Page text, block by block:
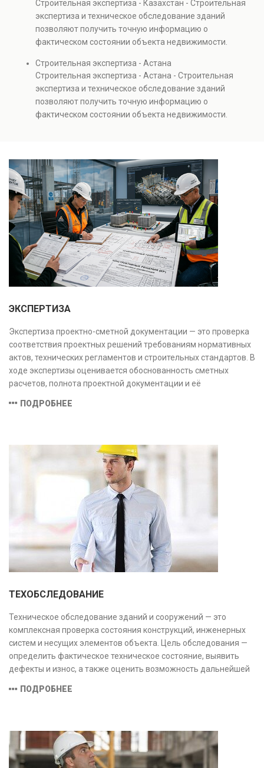
Услуга востребована при покупке недвижимости,
капитальном ремонте и реконструкции объектов, а
также при судебных разбирательствах и технических
проверках.
Строительная экспертиза - Казахстан - Строительная
экспертиза и техническое обследование зданий
позволяют получить точную информацию о
фактическом состоянии объекта недвижимости.
инженерных систем с выявлением скрытых дефектов
и нарушений. Услуга используется для проверки
качества строительства, подготовки к реконструкции,
оценки рисков и судебных разбирательств.
Результатом является официальное техническое
Строительная экспертиза - Астана
Строительная экспертиза - Астана - Строительная
экспертиза и техническое обследование зданий
позволяют получить точную информацию о
фактическом состоянии объекта недвижимости.
качества строительства, подготовки к реконструкции,
оценки рисков и судебных разбирательств.
Результатом является официальное техническое
заключение, имеющее юридическую силу.
ЭКСПЕРТИЗА
Экспертиза проектно-сметной документации — это проверка
соответствия проектных решений требованиям нормативных
актов, технических регламентов и строительных стандартов. В
ходе экспертизы оценивается обоснованность сметных
расчетов, полнота проектной документации и её
предотвратить ошибки на этапе строительства и
ПОДРОБНЕЕ
ТЕХОБСЛЕДОВАНИЕ
Техническое обследование зданий и сооружений — это
комплексная проверка состояния конструкций, инженерных
систем и несущих элементов объекта. Цель обследования —
определить фактическое техническое состояние, выявить
дефекты и износ, а также оценить возможность дальнейшей
ПОДРОБНЕЕ